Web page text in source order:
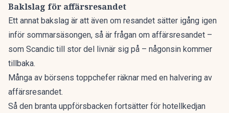
Baklslag för affärsresandet
Ett annat bakslag är att även om resandet sätter igång igen
inför sommarsäsongen, så är frågan om affärsresandet –
som Scandic till stor del livnär sig på – någonsin kommer
tillbaka.
Många av börsens toppchefer räknar med en halvering av
affärsresandet.
Så den branta uppförsbacken fortsätter för hotellkedjan